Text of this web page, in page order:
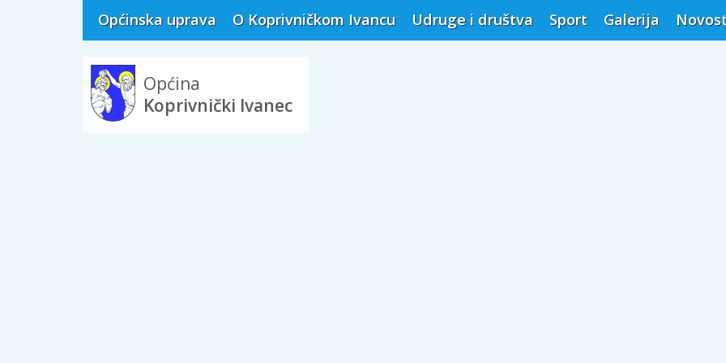
Općinska uprava O Koprivničkom Ivancu Udruge i društva Sport Galerija
Općina
Koprivnički Ivanec